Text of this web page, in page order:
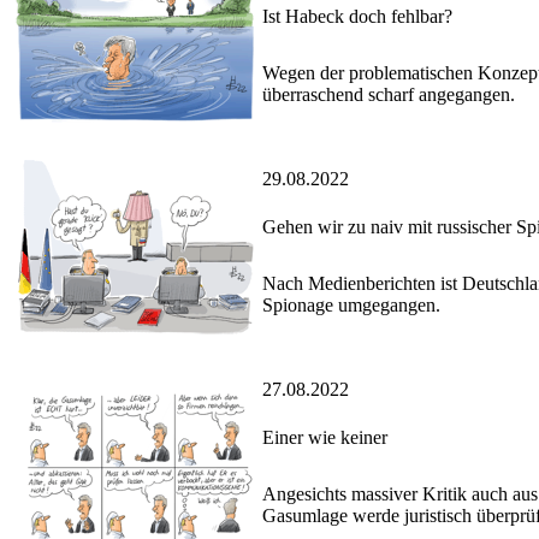
Ist Habeck doch fehlbar?
Wegen der problematischen
überraschend scharf angegangen.
29.08.2022
Gehen wir zu naiv mit russischer
Nach Medienberichten ist
Spionage umgegangen.
27.08.2022
Einer wie keiner
Angesichts massiver Kritik auch
Gasumlage werde juristisch